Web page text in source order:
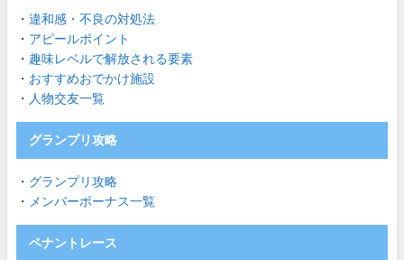
・ 違和感・不良の対処法
・ アピールポイント
・ 趣味レベルで解放される要素
・ おすすめおでかけ施設
・ 人物交友一覧
グランプリ攻略
・ グランプリ攻略
・
メンバーボーナス一覧
ペナントレース